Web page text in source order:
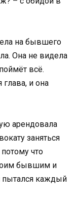
на бывшего
Она не видела
всё.
и она
арендовала
заняться
что
бывшим и
пытался каждый